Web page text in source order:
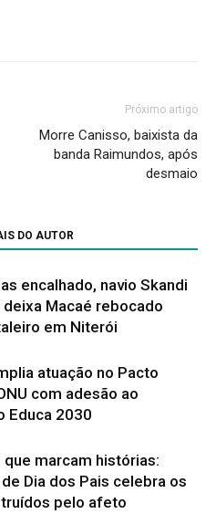
Próximo artigo
Morre Canisso, baixista da
banda Raimundos, após
desmaio
DO AUTOR
encalhado, navio Skandi
Macaé rebocado
em Niterói
atuação no Pacto
com adesão ao
Educa 2030
que marcam histórias:
Dia dos Pais celebra os
pelo afeto